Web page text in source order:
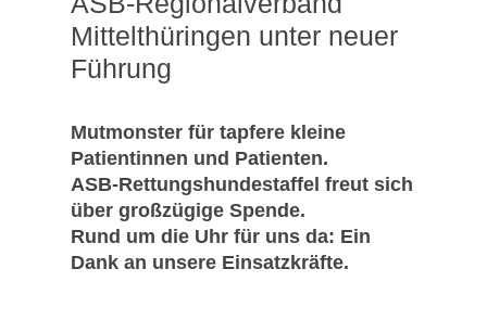
Mittelthüringen unter neuer
Führung
Mutmonster für tapfere kleine
Patientinnen und Patienten.
ASB-Rettungshundestaffel freut sich
über großzügige Spende.
Rund um die Uhr für uns da: Ein
Dank an unsere Einsatzkräfte.